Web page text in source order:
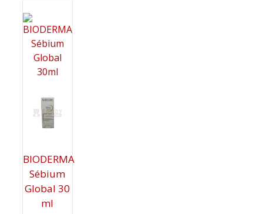
BIODERMA
Sébium
Global 30
ml